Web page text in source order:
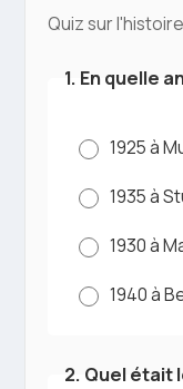
Quiz sur
1. En quelle
1925 à
1935 à
1930 à
1940 à
2. Quel était